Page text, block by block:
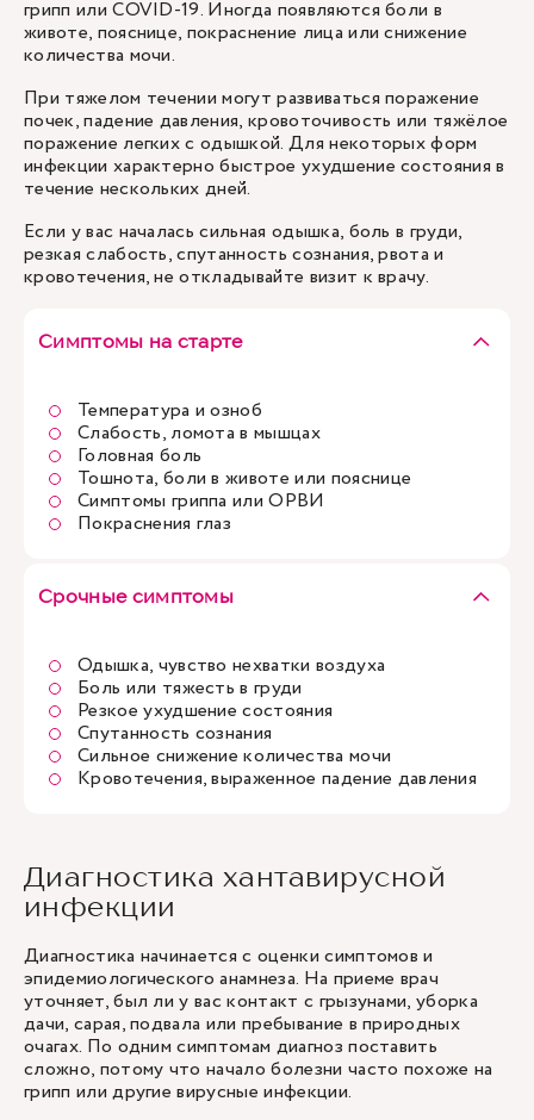
грипп или COVID-19. Иногда появляются боли в
животе, пояснице, покраснение лица или снижение
количества мочи.
При тяжелом течении могут развиваться поражение
почек, падение давления, кровоточивость или тяжёлое
поражение легких с одышкой. Для некоторых форм
инфекции характерно быстрое ухудшение состояния в
течение нескольких дней.
Если у вас началась сильная одышка, боль в груди,
резкая слабость, спутанность сознания, рвота и
кровотечения, не откладывайте визит к врачу.
Симптомы на старте
Температура и озноб
Слабость, ломота в мышцах
Головная боль
Тошнота, боли в животе или пояснице
Симптомы гриппа или ОРВИ
Покраснения глаз
Срочные симптомы
Одышка, чувство нехватки воздуха
Боль или тяжесть в груди
Резкое ухудшение состояния
Спутанность сознания
Сильное снижение количества мочи
Кровотечения, выраженное падение давления
Диагностика хантавирусной
инфекции
Диагностика начинается с оценки симптомов и
эпидемиологического анамнеза. На приеме врач
уточняет, был ли у вас контакт с грызунами, уборка
дачи, сарая, подвала или пребывание в природных
очагах. По одним симптомам диагноз поставить
сложно, потому что начало болезни часто похоже на
грипп или другие вирусные инфекции.